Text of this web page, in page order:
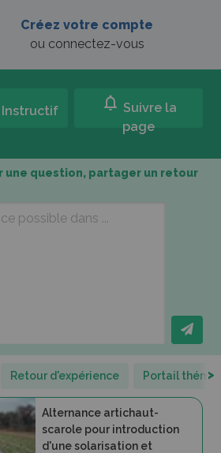
Créez votre compte
ou connectez-vous
Instructif notifications Suivre la
page
une question, partager un retour
Retour d'expérience Portail >
Alternance artichaut-
scarole pour introduction
d'une solarisation et